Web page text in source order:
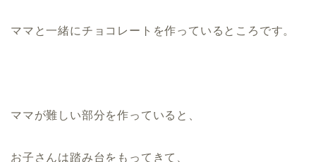
ママと一緒にチョコレートを作っているところです。
ママが難しい部分を作っていると、
お子さんは踏み台をもってきて、